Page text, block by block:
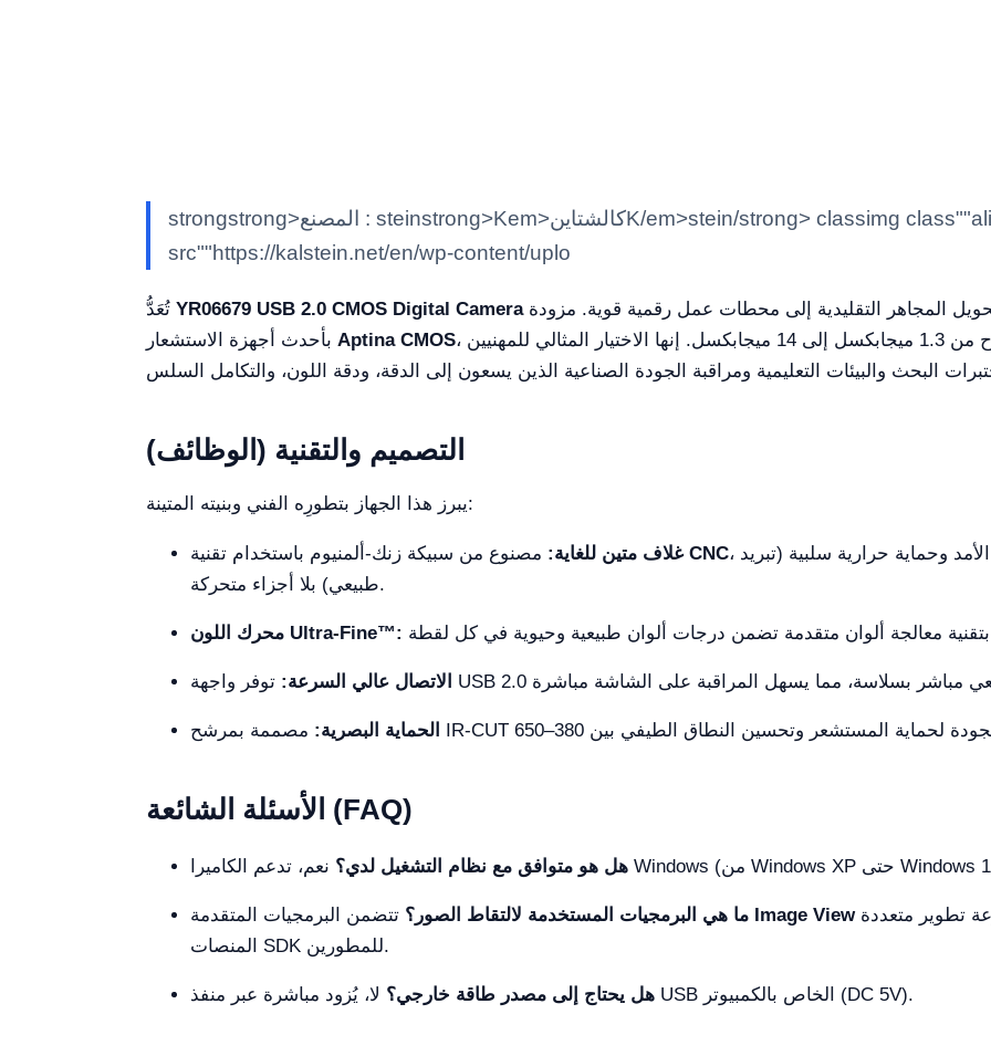
strongstrong>المصنع : steinstrong>Kem>كالشتاينK/em>stein/strong> classimg class""alignnone size-full wp-image-7597"
src""https://kalstein.net/en/wp-content/uplo
YR06679 USB 2.0 CMOS Digital Cameraحلاً تصويرياً عالي الأداء صُمّم خصيصاً لتحويل المجاهر التقليدية إلى محطات عمل رقمية قوية. مزودة
Aptina CMOS، تقدم هذه الكاميرا تصويراً استثنائياً بدقة تتراوح من 1.3 ميجابكسل إلى 14 ميجابكسل. إنها الاختيار المثالي للمهنيين
التصميم والتقنية (الوظائف)
يبرز هذا الجهاز بتطورِه الفني وبنيته المتينة:
غلاف متين للغاية:مصنوع من سبيكة زنك-ألمنيوم باستخدام تقنية CNC، يضمن الهيكل المدمج المتكامل متانة طويلة الأمد وحماية حرارية سلبية (تبريد
طبيعي) بلا أجزاء متحركة.
محرك اللون Ultra-Fine™:
الاتصال عالي السرعة:
الحماية البصرية:
الأسئلة الشائعة (FAQ)
هل هو متوافق مع نظام التشغيل لدي؟
ما هي البرمجيات المستخدمة لالتقاط الصور؟ Image Viewلمعالجة الصور والفيديو، بالإضافة إلى مجموعة تطوير متعددة
المنصات SDK للمطورين.
هل يحتاج إلى مصدر طاقة خارجي؟ لا، يُزود مباشرة عبر منفذ USB الخاص بالكمبيوتر (DC 5V).